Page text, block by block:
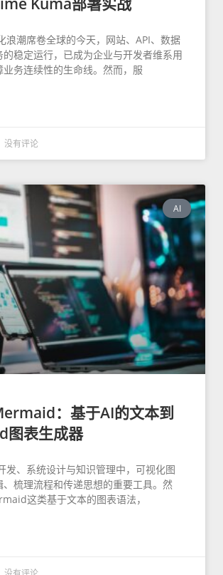
浪潮席卷全球的今天，网站、API、数据
的稳定运行，已成为企业与开发者维系用
业务连续性的生命线。然而，服
没有评论
AI
：基于AI的文本到
图表生成器
发、系统设计与知识管理中，可视化图
、梳理流程和传递思想的重要工具。然
这类基于文本的图表语法，